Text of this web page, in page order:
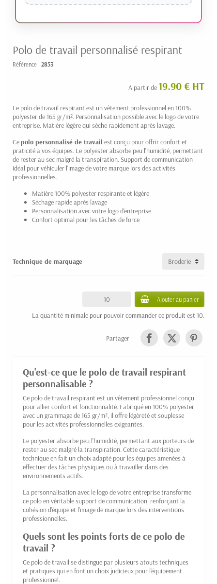
Polo de travail personnalisé respirant
Référence : 2853
A partir de 19.90 € HT
Le polo de travail respirant est un vêtement professionnel en 100%
polyester de 165 gr/m². Personnalisation possible avec le logo de votre
entreprise. Matière légère qui sèche rapidement après lavage.
Cepolo personnalisé de travail est conçu pour offrir confort et
praticité à vos équipes. Le polyester absorbe peu l'humidité, permettant
de rester au sec malgré la transpiration. Support de communication
idéal pour véhiculer l'image de votre marque lors des activités
professionnelles.
Matière 100% polyester respirante et légère
Séchage rapide après lavage
Personnalisation avec votre logo d'entreprise
Confort optimal pour les tâches de force
Technique de marquage
Ajouter au panier
La quantité minimale pour pouvoir commander ce produit est 10.
Partager
Qu'est-ce que le polo de travail respirant
personnalisable ?
Ce polo de travail respirant est un vêtement professionnel conçu
pour allier confort et fonctionnalité. Fabriqué en 100% polyester
avec un grammage de 165 gr/m², il offre légèreté et souplesse
pour les activités professionnelles exigeantes.
Le polyester absorbe peu l'humidité, permettant aux porteurs de
rester au sec malgré la transpiration. Cette caractéristique
technique en fait un choix adapté pour les équipes amenées à
effectuer des tâches physiques ou à travailler dans des
environnements actifs.
La personnalisation avec le logo de votre entreprise transforme
ce polo en véritable support de communication, renforçant la
cohésion d'équipe et l'image de marque lors des interventions
professionnelles.
Quels sont les points forts de ce polo de
travail ?
Ce polo de travail se distingue par plusieurs atouts techniques
et pratiques qui en font un choix judicieux pour l'équipement
professionnel.